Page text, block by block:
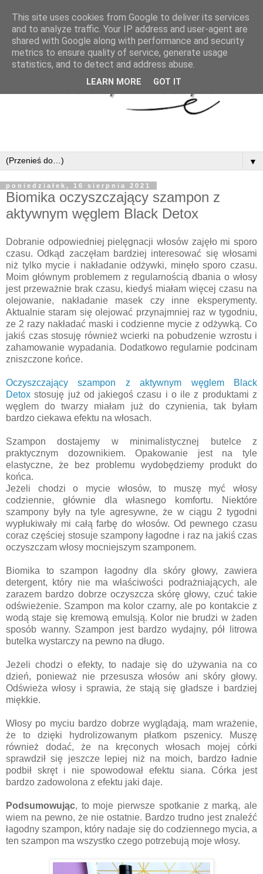
▼
poniedziałek, 16 sierpnia 2021
Biomika oczyszczający szampon z
aktywnym węglem Black Detox
Dobranie odpowiedniej pielęgnacji włosów zajęło mi sporo
czasu. Odkąd zaczęłam bardziej interesować się włosami
niż tylko mycie i nakładanie odżywki, minęło sporo czasu.
Moim głównym problemem z regularnością dbania o włosy
jest przeważnie brak czasu, kiedyś miałam więcej czasu na
olejowanie, nakładanie masek czy inne eksperymenty.
Aktualnie staram się olejować przynajmniej raz w tygodniu,
ze 2 razy nakładać maski i codzienne mycie z odżywką. Co
jakiś czas stosuję również wcierki na pobudzenie wzrostu i
zahamowanie wypadania. Dodatkowo regularnie podcinam
zniszczone końce.
Oczyszczający szampon z aktywnym węglem Black
Detox stosuję już od jakiegoś czasu i o ile z produktami z
węglem do twarzy miałam już do czynienia, tak byłam
bardzo ciekawa efektu na włosach.
Szampon dostajemy w minimalistycznej butelce z
praktycznym dozownikiem. Opakowanie jest na tyle
elastyczne, że bez problemu wydobędziemy produkt do
końca.
Jeżeli chodzi o mycie włosów, to muszę myć włosy
codziennie, głównie dla własnego komfortu. Niektóre
szampony były na tyle agresywne, że w ciągu 2 tygodni
wypłukiwały mi całą farbę do włosów. Od pewnego czasu
coraz częściej stosuje szampony łagodne i raz na jakiś czas
oczyszczam włosy mocniejszym szamponem.
Biomika to szampon łagodny dla skóry głowy, zawiera
detergent, który nie ma właściwości podrażniających, ale
zarazem bardzo dobrze oczyszcza skórę głowy, czuć takie
odświeżenie. Szampon ma kolor czarny, ale po kontakcie z
wodą staje się kremową emulsją. Kolor nie brudzi w żaden
sposób wanny. Szampon jest bardzo wydajny, pół litrowa
butelka wystarczy na pewno na długo.
Jeżeli chodzi o efekty, to nadaje się do używania na co
dzień, ponieważ nie przesusza włosów ani skóry głowy.
Odświeża włosy i sprawia, że stają się gładsze i bardziej
miękkie.
Włosy po myciu bardzo dobrze wyglądają, mam wrażenie,
że to dzięki hydrolizowanym płatkom pszenicy. Muszę
również dodać, że na kręconych włosach mojej córki
sprawdził się jeszcze lepiej niż na moich, bardzo ładnie
podbił skręt i nie spowodował efektu siana. Córka jest
bardzo zadowolona z efektu jaki daje.
Podsumowując, to moje pierwsze spotkanie z marką, ale
wiem na pewno, że nie ostatnie. Bardzo trudno jest znaleźć
łagodny szampon, który nadaje się do codziennego mycia, a
ten szampon ma wszystko czego potrzebują moje włosy.
This site uses cookies from Google to deliver its services
and to analyze traffic. Your IP address and user-agent are
shared with Google along with performance and security
metrics to ensure quality of service, generate usage
statistics, and to detect and address abuse.
LEARN MORE GOT IT